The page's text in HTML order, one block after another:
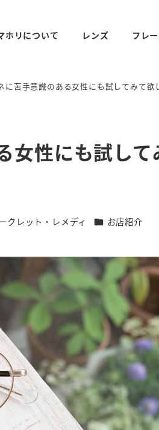
ホリについて レンズ フレ
に苦手意識のある女性にも試してみて
女性にも試して
リー
クレット・レメディ カテゴリー
お店紹介